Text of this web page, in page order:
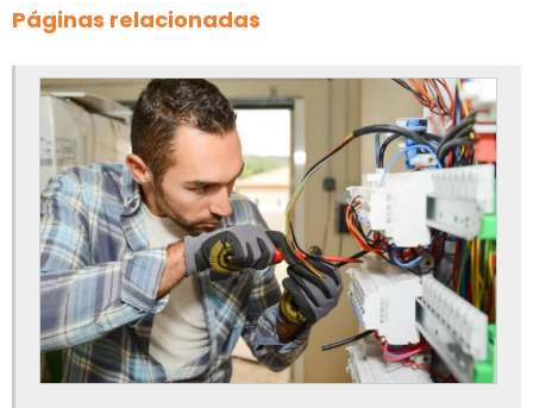
Eficiência energética na industria
Elaboração de projeto de subestação abrigada
Empresa de adequação nr10
Empresa de adequação nr12
Empresa de comissionamento de relés
Empresa de projetos elétricos
Empresa de subestação de energia
Páginas relacionadas